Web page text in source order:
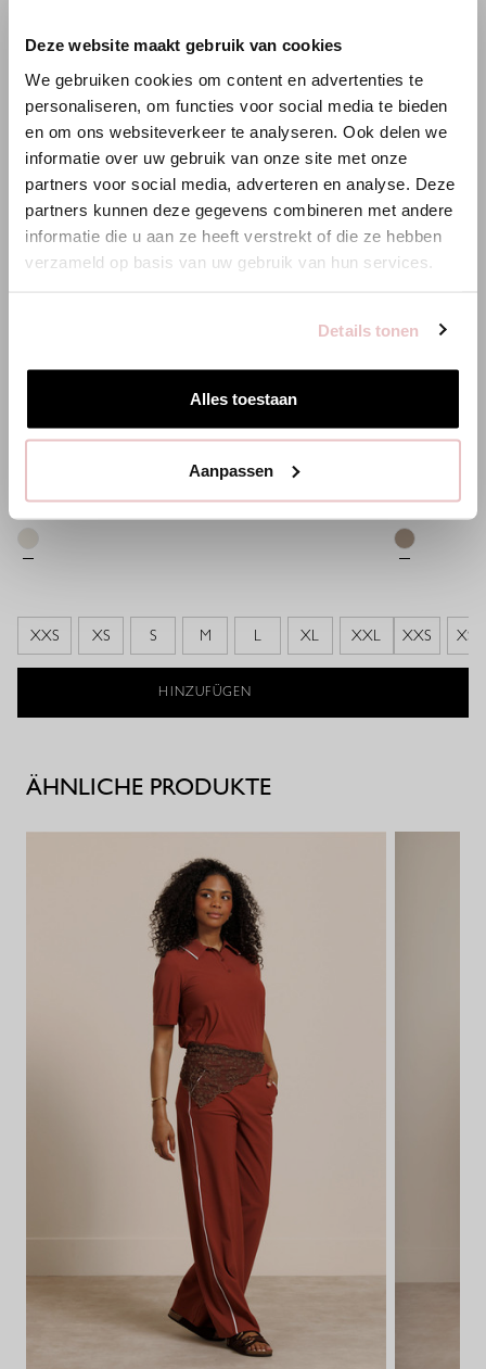
Deze website maakt gebruik van cookies
We gebruiken cookies om content en advertenties te
personaliseren, om functies voor social media te bieden
en om ons websiteverkeer te analyseren. Ook delen we
informatie over uw gebruik van onze site met onze
partners voor social media, adverteren en analyse. Deze
partners kunnen deze gegevens combineren met andere
informatie die u aan ze heeft verstrekt of die ze hebben
verzameld op basis van uw gebruik van hun services.
Details tonen
Alles toestaan
Aanpassen
79,95 €
XXS XS S M L XL XXL
HINZUFÜGEN
83,97 €
XXS XS
ÄHNLICHE PRODUKTE
WILLKOMMEN BEI STUDIO
ANNELOES
Es scheint, dass du uns von einem anderen Land aus
Bist du am richtigen Ort?
Zur niederländischen Seite wechseln